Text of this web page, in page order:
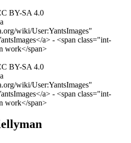
BY-SA 4.0
wiki/User:YantsImages"
a> - <span class="int-
work</span>
BY-SA 4.0
wiki/User:YantsImages"
a> - <span class="int-
work</span>